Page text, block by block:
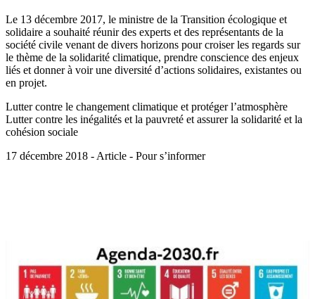
Le 13 décembre 2017, le ministre de la Transition écologique et
solidaire a souhaité réunir des experts et des représentants de la
société civile venant de divers horizons pour croiser les regards sur
le thème de la solidarité climatique, prendre conscience des enjeux
liés et donner à voir une diversité d’actions solidaires, existantes ou
en projet.
Lutter contre le changement climatique et protéger l’atmosphère
Lutter contre les inégalités et la pauvreté et assurer la solidarité et la
cohésion sociale
17 décembre 2018 - Article - Pour s’informer